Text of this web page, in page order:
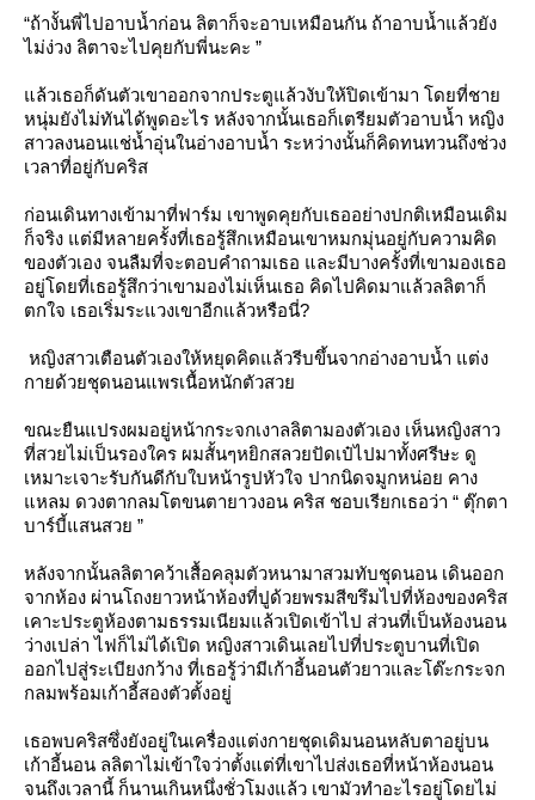
“ถ้างั้นพี่ไปอาบน้ำก่อน ลิตาก็จะอาบเหมือนกัน ถ้าอาบน้ำแล้วยัง
ไม่ง่วง ลิตาจะไปคุยกับพี่นะคะ ”
ล้วเธอก็ดันตัวเขาออกจากประตูแล้วงับให้ปิดเข้ามา โดยที่ชา
หนุ่มยังไม่ทันได้พูดอะไร หลังจากนั้นเธอก็เตรียมตัวอาบน้ำ หญิง
สาวลงนอนแช่น้ำอุ่นในอ่างอาบน้ำ ระหว่างนั้นก็คิดทนทวนถึงช่วง
เวลาที่อยู่กับคริส
ก่อนเดินทางเข้ามาที่ฟาร์ม เขาพูดคุยกับเธออย่างปกติเหมือนเดิม
ก็จริง แต่มีหลายครั้งที่เธอรู้สึกเหมือนเขาหมกมุ่นอยู่กับความคิด
ของตัวเอง จนลืมที่จะตอบคำถามเธอ และมีบางครั้งที่เขามองเธอ
อยู่โดยที่เธอรู้สึกว่าเขามองไม่เห็นเธอ คิดไปคิดมาแล้วลลิตาก็
ตกใจ เธอเริ่มระแวงเขาอีกแล้วหรือนี่?
หญิงสาวเตือนตัวเองให้หยุดคิดแล้วรีบขึ้นจากอ่างอาบน้ำ แต่ง
กายด้วยชุดนอนแพรเนื้อหนักตัวสว
ขณะยืนแปรงผมอยู่หน้ากระจกเงาลลิตามองตัวเอง เห็นหญิงสาว
ที่สวยไม่เป็นรองใคร ผมสั้นๆหยิกสลวยปัดเป๋ไปมาทั้งศรีษะ ดู
เหมาะเจาะรับกันดีกับใบหน้ารูปหัวใจ ปากนิดจมูกหน่อย คาง
หลม ดวงตากลมโตขนตายาวงอน คริส ชอบเรียกเธอว่า “ ตุ๊กตา
บาร์บี้แสนสวย ”
หลังจากนั้นลลิตาคว้าเสื้อคลุมตัวหนามาสวมทับชุดนอน เดินออก
จากห้อง ผ่านโถงยาวหน้าห้องที่ปูด้วยพรมสีขรึมไปที่ห้องของคริส
เคาะประตูห้องตามธรรมเนียมแล้วเปิดเข้าไป ส่วนที่เป็นห้องนอน
ว่างเปล่า ไฟก็ไม่ได้เปิด หญิงสาวเดินเลยไปที่ประตูบานที่เปิด
ออกไปสู่ระเบียงกว้าง ที่เธอรู้ว่ามีเก้าอี้นอนตัวยาวและโต๊ะกระจก
กลมพร้อมเก้าอี้สองตัวตั้งอยู่
เธอพบคริสซึ่งยังอยู่ในเครื่องแต่งกายชุดเดิมนอนหลับตาอยู่บน
เก้าอี้นอน ลลิตาไม่เข้าใจว่าตั้งแต่ที่เขาไปส่งเธอที่หน้าห้องนอน
จนถึงเวลานี้ ก็นานเกินหนึ่งชั่วโมงแล้ว เขามัวทำอะไรอยู่โดยไม่